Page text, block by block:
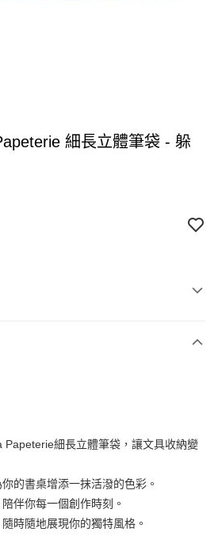
細長立體筆袋 - 躲
彰化商業銀行
兆豐國際商業銀行
台中商業銀行
華泰商業銀行
遠東國際商業銀行
Papeterie細長立體筆袋，讓文具收納變
的書桌增添一抹活潑的色彩。
伴你每一個創作時刻。
時隨地展現你的獨特風格。